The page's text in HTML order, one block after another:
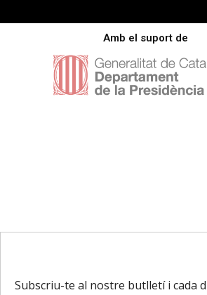
Amb el suport de